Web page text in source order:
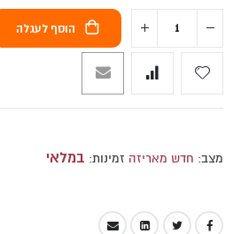
הוסף לעגלה
מצב: חדש מאריזה זמינות: במלאי